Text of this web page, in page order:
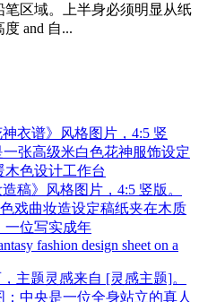
区域。上半身必须明显从纸
and 自...